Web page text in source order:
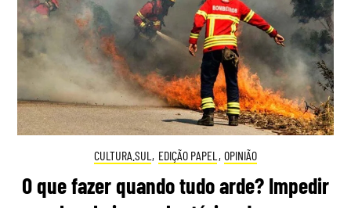
CULTURA.SUL , EDIÇÃO PAPEL , OPINIÃO
O que fazer quando tudo arde? Impedir